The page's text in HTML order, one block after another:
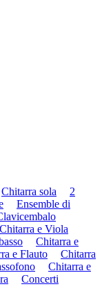
Chitarra sola
2
Ensemble di
Chitarra e Viola
Chitarra e
e Flauto
Chitarra
Chitarra e
Concerti